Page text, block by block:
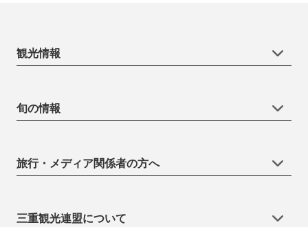
観光情報
旬の情報
旅行・メディア関係者の方へ
三重観光連盟について